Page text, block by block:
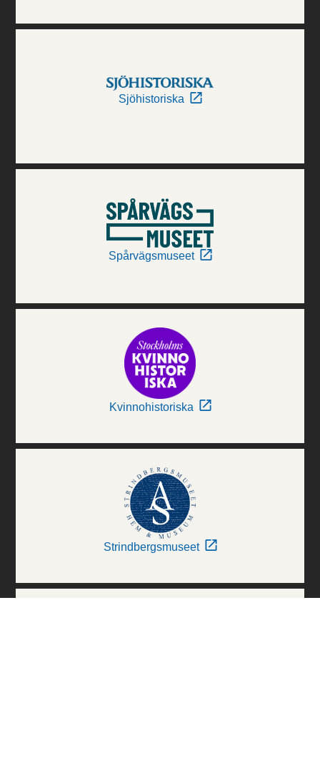
Sjöhistoriska
Spårvägsmuseet
Kvinnohistoriska
Strindbergsmuseet